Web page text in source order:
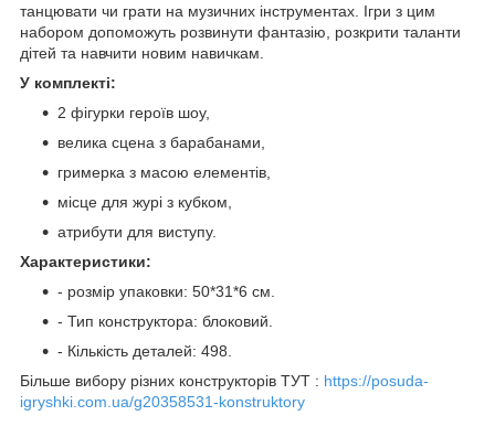
танцювати чи грати на музичних інструментах. Ігри з цим
набором допоможуть розвинути фантазію, розкрити таланти
дітей та навчити новим навичкам.
У комплекті:
2 фігурки героїв шоу,
велика сцена з барабанами,
гримерка з масою елементів,
місце для журі з кубком,
атрибути для виступу.
Характеристики:
- розмір упаковки: 50*31*6 см.
- Тип конструктора: блоковий.
- Кількість деталей: 498.
Більше вибору різних конструкторів ТУТ : https://posuda-
igryshki.com.ua/g20358531-konstruktory